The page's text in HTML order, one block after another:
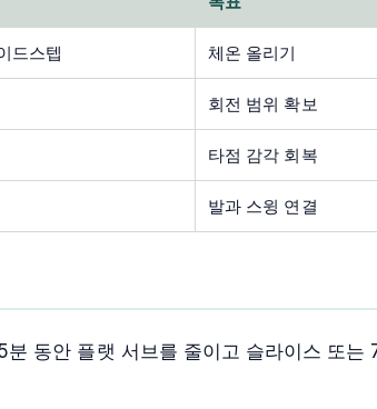
드스텝 체온 올리기
회전 범위 확보
타점 감각 회복
발과 스윙 연결
동안 플랫 서브를 줄이고 슬라이스 또는